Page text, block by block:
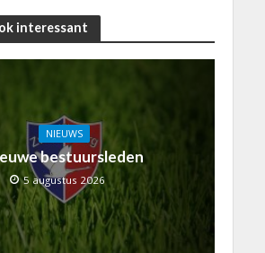
interessant
NIEUWS
bestuursleden
5 augustus 2026